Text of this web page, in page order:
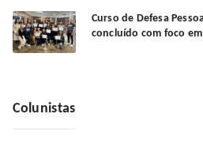
Curso de Defesa
concluído com foco
Colunistas